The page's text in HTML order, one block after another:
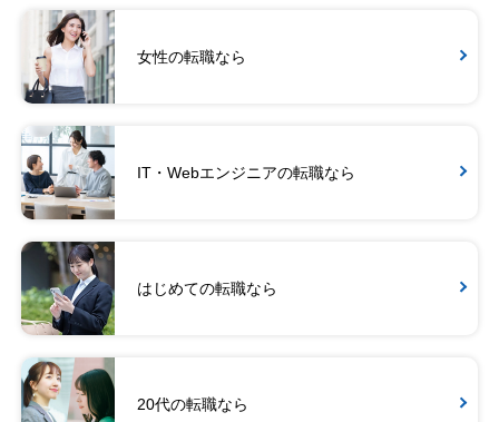
女性の転職なら
IT・Webエンジニアの転職なら
はじめての転職なら
20代の転職なら